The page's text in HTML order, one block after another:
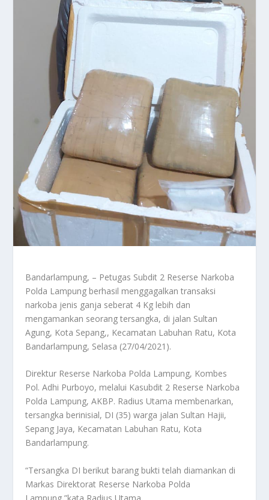
Bandarlampung, – Petugas Subdit 2 Reserse Narkoba
Polda Lampung berhasil menggagalkan transaksi
narkoba jenis ganja seberat 4 Kg lebih dan
mengamankan seorang tersangka, di jalan Sultan
Agung, Kota Sepang,, Kecamatan Labuhan Ratu, Kota
Bandarlampung, Selasa (27/04/2021).
Direktur Reserse Narkoba Polda Lampung, Kombes
Pol. Adhi Purboyo, melalui Kasubdit 2 Reserse Narkoba
Polda Lampung, AKBP. Radius Utama membenarkan,
tersangka berinisial, DI (35) warga jalan Sultan Hajii,
Sepang Jaya, Kecamatan Labuhan Ratu, Kota
Bandarlampung.
“Tersangka DI berikut barang bukti telah diamankan di
Markas Direktorat Reserse Narkoba Polda
Lampung,”kata Radius Utama.